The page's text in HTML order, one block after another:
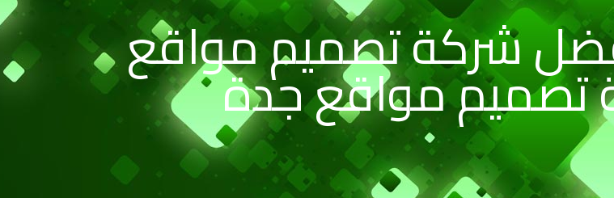
شركة تصميم مواقع
تصميم مواقع جدة